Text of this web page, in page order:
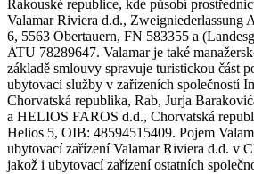
Rakouské republice, kde působí
Valamar Riviera d.d., Zweigniederlassung
6, 5563 Obertauern, FN 583355 a
ATU 78289647. Valamar je také
základě smlouvy spravuje turistickou část
ubytovací služby v zařízeních společností
Chorvatská republika, Rab, Jurja
a HELIOS FAROS d.d., Chorvatská
Helios 5, OIB: 48594515409. Pojem
ubytovací zařízení Valamar Riviera d.d. v
jakož i ubytovací zařízení ostatních